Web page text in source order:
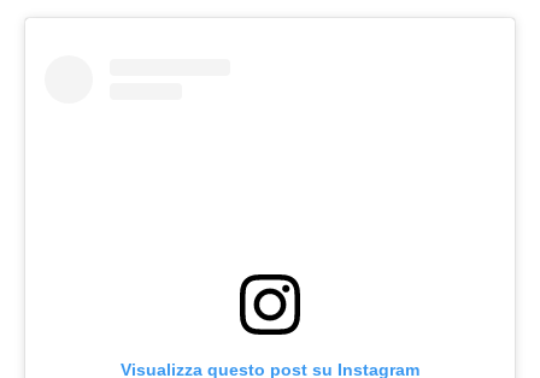
Visualizza questo post su Instagram